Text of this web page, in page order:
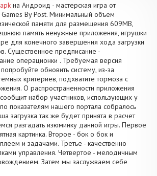
на Андроид - мастерская игра от
By Post. Минимальный объем
памяти для размещения 609MB,
память ненужные приложения, игрушки
для конечного завершения хода загрузки
Существенное предписание -
операционки . Требуемая версия
обновить систему, из-за
критериев, подхватите тормоза с
О распространенности приложения
набор участников, использующих у
показателям нашего портала собралось
загрузка так же будет принята в расчет
разгадать изюминку данной игры. Первое
картинка. Второе - бок о бок и
и задачами. Третье - качественно
управления. Четвертое - мелодичным
Затем мы заслужваем себе